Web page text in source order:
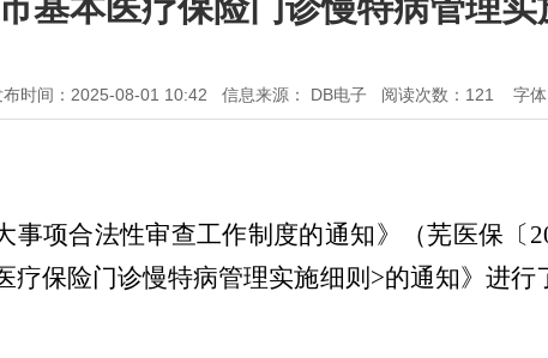
布时间：2025-08-01 10:42 信息来源： DB电子 阅读次数： 121 字
事项合法性审查工作制度的通知》（芜医保〔
疗保险门诊慢特病管理实施细则>的通知》进行